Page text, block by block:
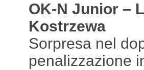
OK-N Junior –
Kostrzewa
Sorpresa nel
penalizzazione